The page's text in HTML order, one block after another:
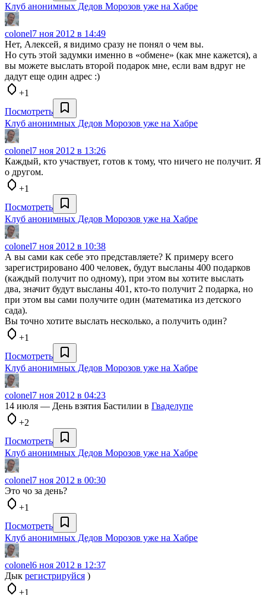
Клуб анонимных Дедов Морозов уже на Хабре
colonel7 ноя 2012 в 14:49
Нет, Алексей, я видимо сразу не понял о чем вы.
Но суть этой задумки именно в «обмене» (как мне кажется), а
вы можете выслать второй подарок мне, если вам вдруг не
дадут еще один адрес :)
+1
Посмотреть
Клуб анонимных Дедов Морозов уже на Хабре
colonel7 ноя 2012 в 13:26
Каждый, кто участвует, готов к тому, что ничего не получит. Я
о другом.
+1
Посмотреть
Клуб анонимных Дедов Морозов уже на Хабре
colonel7 ноя 2012 в 10:38
А вы сами как себе это представляете? К примеру всего
зарегистрировано 400 человек, будут высланы 400 подарков
(каждый получит по одному), при этом вы хотите выслать
два, значит будут высланы 401, кто-то получит 2 подарка, но
при этом вы сами получите один (математика из детского
сада).
Вы точно хотите выслать несколько, а получить один?
+1
Посмотреть
Клуб анонимных Дедов Морозов уже на Хабре
colonel7 ноя 2012 в 04:23
14 июля — День взятия Бастилии в Гваделупе
+2
Посмотреть
Клуб анонимных Дедов Морозов уже на Хабре
colonel7 ноя 2012 в 00:30
Это чо за день?
+1
Посмотреть
Клуб анонимных Дедов Морозов уже на Хабре
colonel6 ноя 2012 в 12:37
Дык регистрируйся )
+1